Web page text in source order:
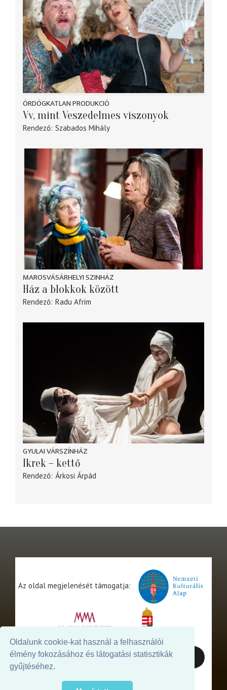
Oldalunk cookie-kat használ a felhasználói
élmény fokozásához és látogatási statisztikák
gyűjtéséhez.
ÖRDÖGKATLAN PRODUKCIÓ
Vv, mint Veszedelmes viszonyok
Rendező Szabados Mihály
MAROSVÁSÁRHELYI SZINHÁZ
Ház a blokkok között
Rendező Radu Afrim
GYULAI VÁRSZÍNHÁZ
Ikrek – kettő
Rendező Árkosi Árpád
Az oldal megjelenését támogatja: